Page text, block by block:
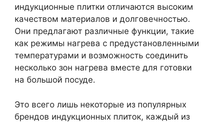
индукционные плитки отличаются высоким
качеством материалов и долговечностью.
Они предлагают различные функции, такие
как режимы нагрева с предустановленными
температурами и возможность соединить
несколько зон нагрева вместе для готовки
на большой посуде.
Это всего лишь некоторые из популярных
брендов индукционных плиток, каждый из